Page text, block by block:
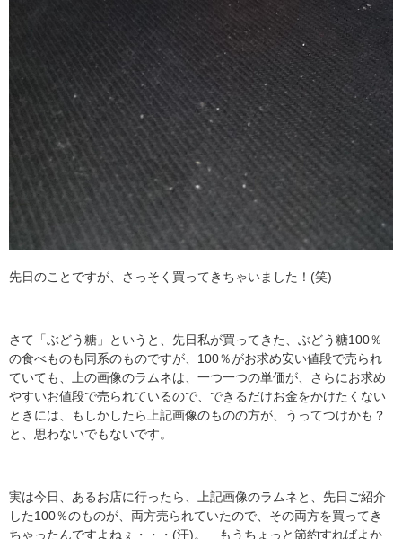
先日のことですが、さっそく買ってきちゃいました！(笑)
さて「ぶどう糖」というと、先日私が買ってきた、ぶどう糖100％
の食べものも同系のものですが、100％がお求め安い値段で売られ
ていても、上の画像のラムネは、一つ一つの単価が、さらにお求め
やすいお値段で売られているので、できるだけお金をかけたくない
ときには、もしかしたら上記画像のものの方が、うってつけかも？
と、思わないでもないです。
実は今日、あるお店に行ったら、上記画像のラムネと、先日ご紹介
した100％のものが、両方売られていたので、その両方を買ってき
ちゃったんですよねぇ・・・(汗)。 もうちょっと節約すればよか